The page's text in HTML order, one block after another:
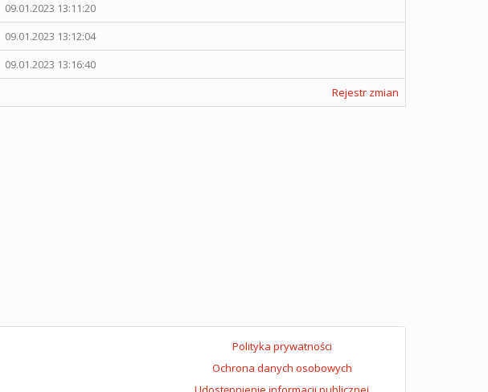
09.01.2023 13:11:20
09.01.2023 13:12:04
09.01.2023 13:16:40
Rejestr zmian
Polityka prywatności
Ochrona danych osobowych